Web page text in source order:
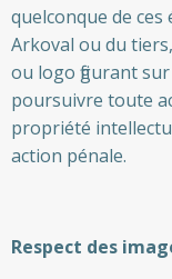
quelconque de
Arkoval ou du
ou logo figurant
poursuivre toute
propriété
action pénale.
Respect des